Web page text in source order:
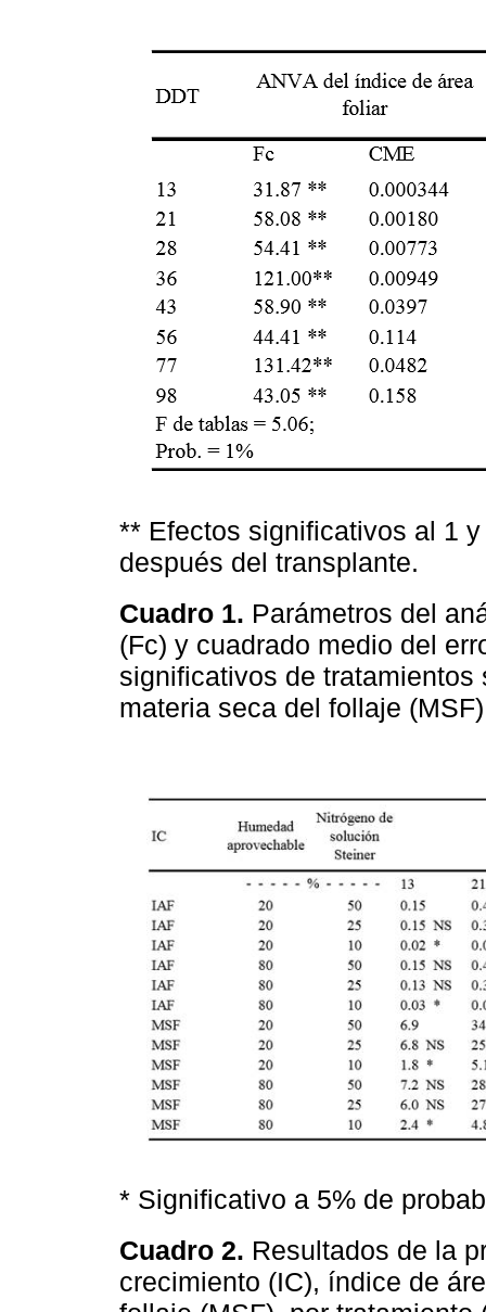
** Efectos significativos al 1
después del transplante.
Cuadro 1. Parámetros del
(Fc) y cuadrado medio del
significativos de
materia seca del follaje
* Significativo a 5% de
Cuadro 2. Resultados de la
crecimiento (IC), índice de